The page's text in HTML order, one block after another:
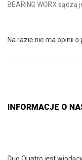
BEARING WORX
Na razie nie ma opinii o
INFORMACJE O
Duo Quatro jest